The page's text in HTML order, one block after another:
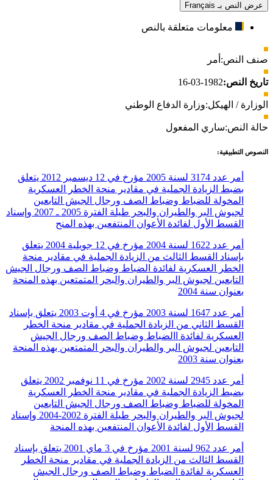
عرض النص بـ Français
معلومات متعلقة بالنص
صنف النص: أمر
تاريخ النص:1982-03-16
الوزارة / الهيكل:وزارة الدفاع الوطني
حالة النص:ساري المفعول
النصوص التطبيقية:
أمر عدد 3174 لسنة 2005 مؤرخ في 12 ديسمبر 2012 يتعلق
بضبط الزيادة الجملية في مقادير منحة الخطر العسكرية
المخولة للضباط وضباط الصف ورجال الجيش التابعين
لجيوش البر والطيران والبحر طيلة الفترة 2005 ـ 2007 وإسناد
القسط الأول لفائدة الأعوان المنتفعين بهذه المنح
أمر عدد 1622 لسنة 2004 مؤرخ في 12 جويلية 2004 يتعلق
بإسناد القسط الثالث من الزيادة الجملية في مقادير منحة
الخطر العسكرية لفائدة الضباط وضباط الصف ورجال الجيش
التابعين لجيوش البر والطيران والبحر المتمتعين بهذه المنحة
بعنوان سنة 2004
أمر عدد 1647 لسنة 2003 مؤرخ في 4 أوت 2003 يتعلق بإسناد
القسط الثاني من الزبادة الجملية في مقادير منحة الخطر
العسكرية لفائدة االضباط وضباط الصف ورجال الجيش
التابعين لجيوش البر والطيران والبحر المتمتعين بهذه المنحة
بعنوان سنة 2003
أمر عدد 2945 لسنة 2002 مؤرخ في 11 نوفمبر 2002 يتعلق
بضبط الزيادة الجملية في مقادير منحة الخطر العسكرية
المخولة للضباط وضباط الصف ورجال الجيش التابعين
لجيوش البر والطيران والبحر طيلة الفترة 2002-2004 وإسناد
القسط الأول لفائدة الأعوان المنتفعين بهذه المنحة
أمر عدد 962 لسنة 2001 مؤرخ في 3 ماي 2001 يتعلق بإسناد
القسط الثالث من الزيادة الجملية في مقادير منحة الخطر
العسكرية لفائدة الضباط وضباط الصف ورجال الجيش